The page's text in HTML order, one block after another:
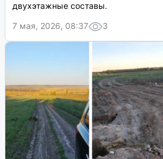
двухэтажные составы.
7 мая, 2026, 08:37
3